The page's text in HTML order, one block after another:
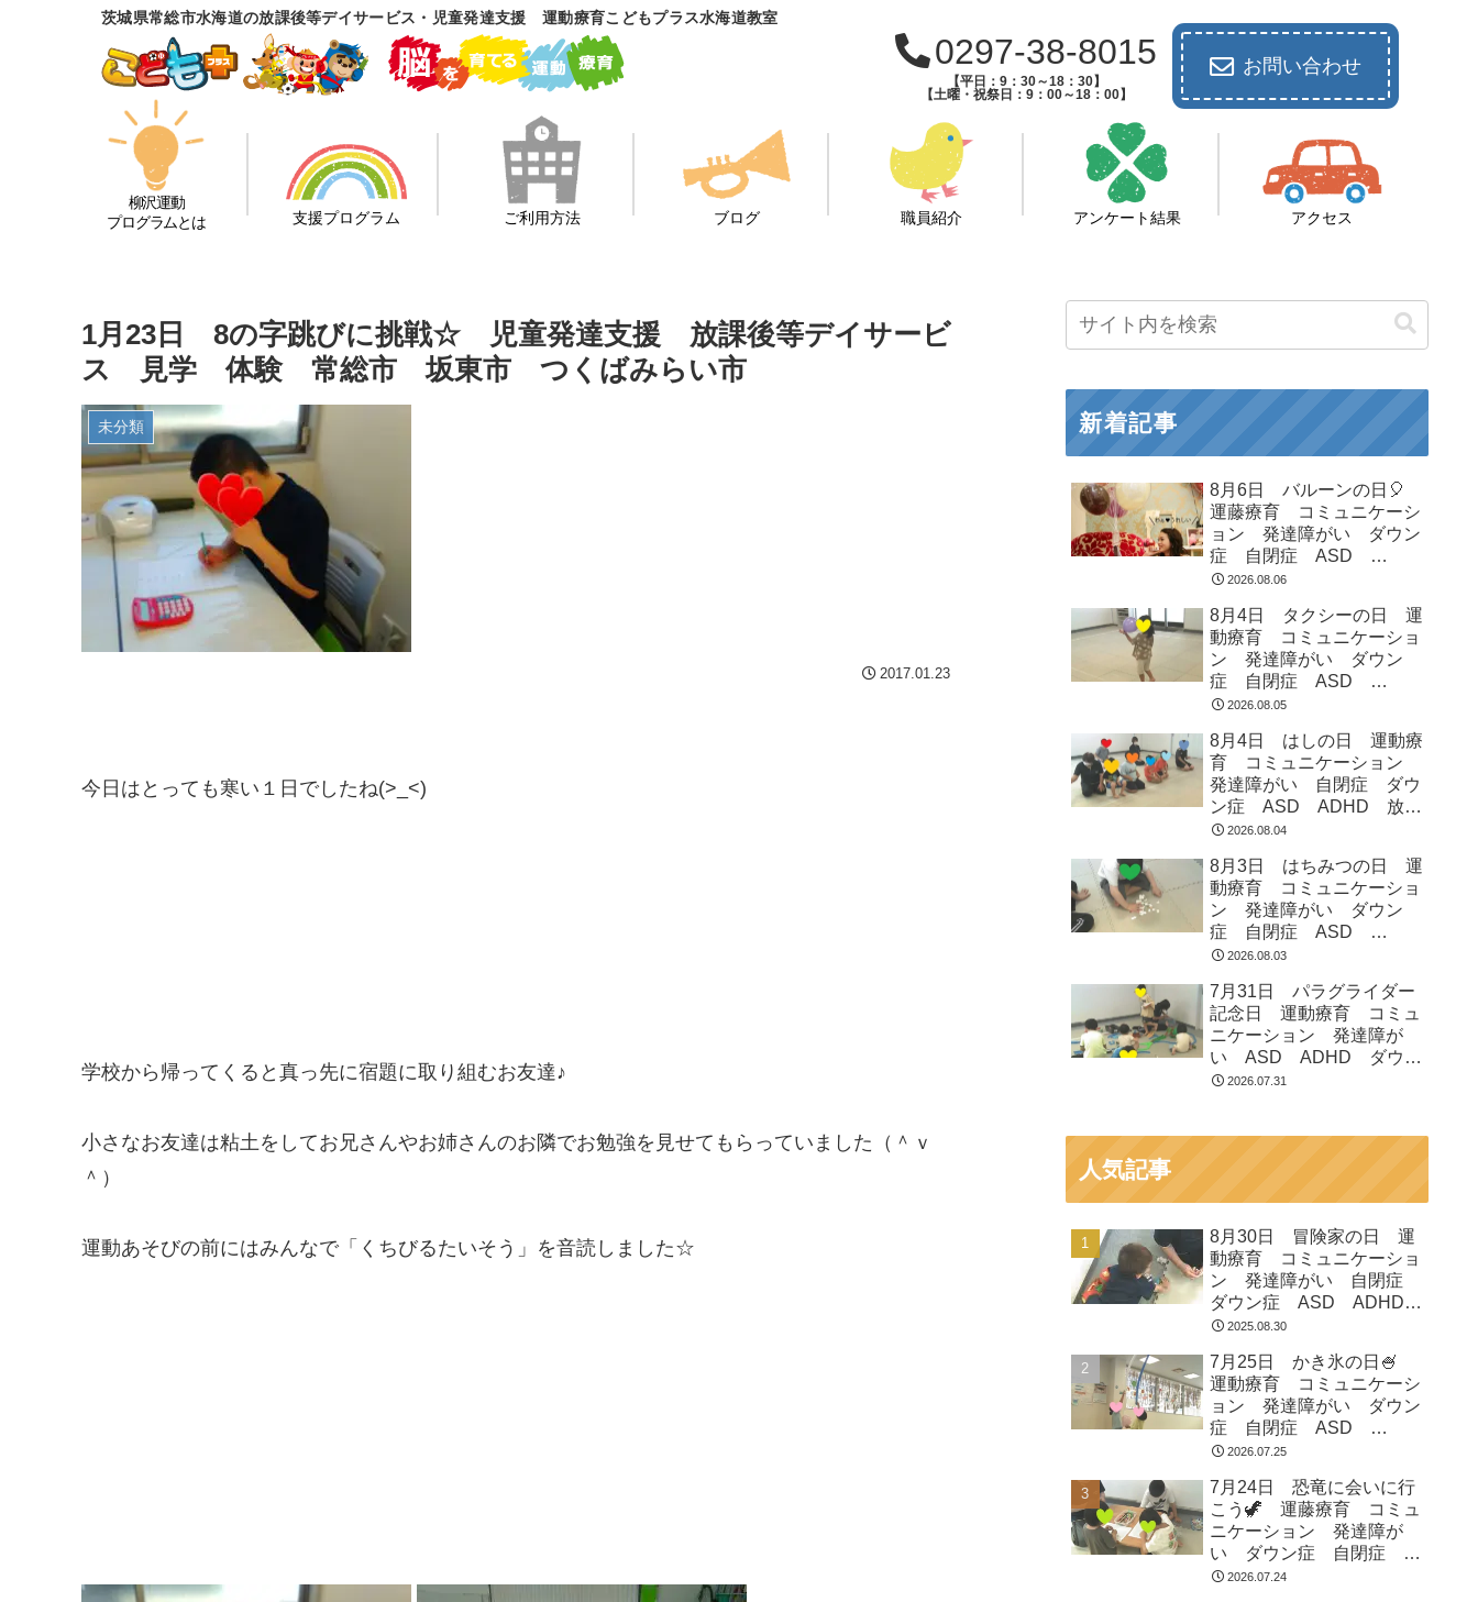
茨城県常総市水海道の放課後等デイサービス・児童発達支援 運動療育こどもプラス水海道教室
0297-38-8015
【平日：9：30～18：30】
【土曜・祝祭日：9：00～18：00】
お問い合わせ
柳沢運動
プログラムとは
支援プログラム ご利用方法 ブログ 職員紹介 アンケート結果 アクセス
1月23日 8の字跳びに挑戦☆ 児童発達支援 放課後等デイサービ
ス 見学 体験 常総市 坂東市 つくばみらい市
未分類
2017.01.23
今日はとっても寒い１日でしたね(>_<)
学校から帰ってくると真っ先に宿題に取り組むお友達♪
小さなお友達は粘土をしてお兄さんやお姉さんのお隣でお勉強を見せてもらっていました（＾ｖ
＾）
運動あそびの前にはみんなで「くちびるたいそう」を音読しました☆
新着記事
8月6日 バルーンの日🎈
運藤療育 コミュニケーシ
ョン 発達障がい ダウン
症 自閉症 ASD
ADHD 児童発達支援 放
市 つくばみらい市 坂東
市 守谷市
2026.08.06
8月4日 タクシーの日 運
動療育 コミュニケーショ
ン 発達障がい ダウン
症 自閉症 ASD
ADHD 児童発達支援 放
市 つくばみらい市 坂東
市 守谷市
2026.08.05
8月4日 はしの日 運動療
育 コミュニケーション
発達障がい 自閉症 ダウ
ン症 ASD ADHD 放課
後等デイサービス 児童発
らい市 坂東市 守谷市
2026.08.04
8月3日 はちみつの日 運
動療育 コミュニケーショ
ン 発達障がい ダウン
症 自閉症 ASD
ADHD 児童発達支援 放
市 つくばみらい市 坂東
市 守谷市
2026.08.03
7月31日 パラグライダー
記念日 運動療育 コミュ
ニケーション 発達障が
い ASD ADHD ダウン
症 児童発達支援 放課後
2026.07.31
人気記事
8月30日 冒険家の日 運
動療育 コミュニケーショ
ン 発達障がい 自閉症
ダウン症 ASD ADHD
放課後等デイサービス 児
ばみらい市 坂東市 守谷
市
2025.08.30
7月25日 かき氷の日🍧
運動療育 コミュニケーシ
ョン 発達障がい ダウン
症 自閉症 ASD
ADHD 児童発達支援 放
市 つくばみらい市 坂東
市 守谷市
2026.07.25
7月24日 恐竜に会いに行
こう🦖 運藤療育 コミュ
ニケーション 発達障が
い ダウン症 自閉症
ASD ADHD 児童発達支
2026.07.24